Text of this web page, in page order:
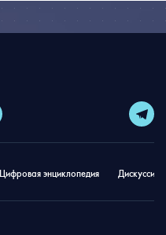
Цифровая энциклопедия